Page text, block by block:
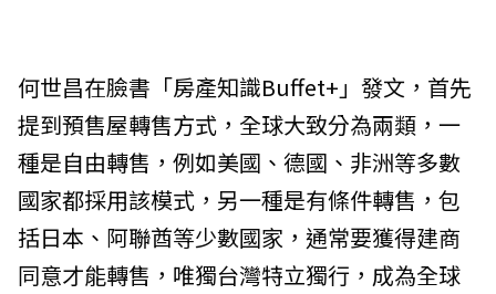
何世昌在臉書「房產知識Buffet+」發文，首先
提到預售屋轉售方式，全球大致分為兩類，一
種是自由轉售，例如美國、德國、非洲等多數
國家都採用該模式，另一種是有條件轉售，包
括日本、阿聯酋等少數國家，通常要獲得建商
同意才能轉售，唯獨台灣特立獨行，成為全球